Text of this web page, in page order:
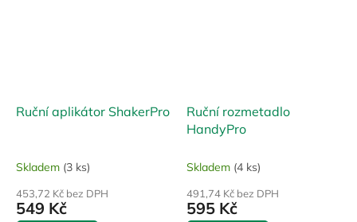
Ruční aplikátor ShakerPro
Skladem (3 ks)
453,72 Kč bez DPH
549 Kč
Ruční rozmetadlo
HandyPro
Skladem (4 ks)
491,74 Kč bez DPH
595 Kč